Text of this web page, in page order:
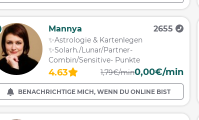
Mannya 2655
✨Astrologie & Kartenlegen
✨Solarh./Lunar/Partner-
Combin/Sensitive- Punkte
4.63 1,79€/min0,00€/min
BENACHRICHTIGE MICH, WENN DU ONLINE BIST